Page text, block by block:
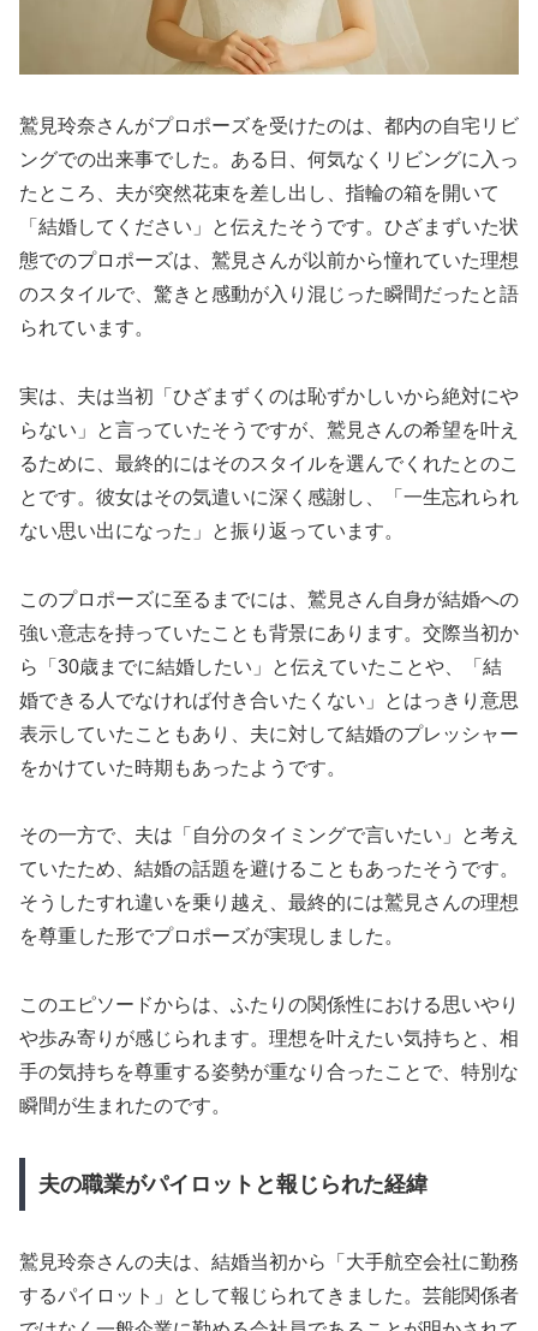
鷲見玲奈さんがプロポーズを受けたのは、都内の自宅リビ
ングでの出来事でした。ある日、何気なくリビングに入っ
たところ、夫が突然花束を差し出し、指輪の箱を開いて
「結婚してください」と伝えたそうです。ひざまずいた状
態でのプロポーズは、鷲見さんが以前から憧れていた理想
のスタイルで、驚きと感動が入り混じった瞬間だったと語
られています。
実は、夫は当初「ひざまずくのは恥ずかしいから絶対にや
らない」と言っていたそうですが、鷲見さんの希望を叶え
るために、最終的にはそのスタイルを選んでくれたとのこ
とです。彼女はその気遣いに深く感謝し、「一生忘れられ
ない思い出になった」と振り返っています。
このプロポーズに至るまでには、鷲見さん自身が結婚への
強い意志を持っていたことも背景にあります。交際当初か
ら「30歳までに結婚したい」と伝えていたことや、「結
婚できる人でなければ付き合いたくない」とはっきり意思
表示していたこともあり、夫に対して結婚のプレッシャー
をかけていた時期もあったようです。
その一方で、夫は「自分のタイミングで言いたい」と考え
ていたため、結婚の話題を避けることもあったそうです。
そうしたすれ違いを乗り越え、最終的には鷲見さんの理想
を尊重した形でプロポーズが実現しました。
このエピソードからは、ふたりの関係性における思いやり
や歩み寄りが感じられます。理想を叶えたい気持ちと、相
手の気持ちを尊重する姿勢が重なり合ったことで、特別な
瞬間が生まれたのです。
夫の職業がパイロットと報じられた経緯
鷲見玲奈さんの夫は、結婚当初から「大手航空会社に勤務
するパイロット」として報じられてきました。芸能関係者